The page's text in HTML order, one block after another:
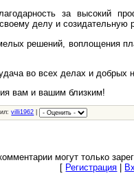
за высокий
делу и созидательную
решений, воплощения
во всех делах и добрых
вам и вашим близким!
villi1962
могут только
[ Регистрация